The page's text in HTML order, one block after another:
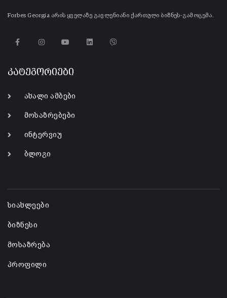
Forbes Georgia არის ყველაზე გავლენიანი ქართული ბიზნეს-გამოცემა.
კატეგორიები
ახალი ამბები
მოსაზრებები
ინტერვიუ
ბლოგი
სიახლეები
ბიზნესი
მოსაზრება
პროფილი